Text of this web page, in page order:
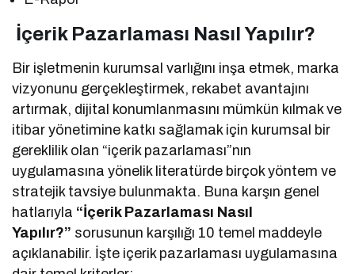
İçerik Pazarlaması Nasıl Yapılır?
Bir işletmenin kurumsal varlığını inşa etmek, marka
vizyonunu gerçekleştirmek, rekabet avantajını
artırmak, dijital konumlanmasını mümkün kılmak ve
itibar yönetimine katkı sağlamak için kurumsal bir
gereklilik olan “içerik pazarlaması”nın
uygulamasına yönelik literatürde birçok yöntem ve
stratejik tavsiye bulunmakta. Buna karşın genel
hatlarıyla “İçerik Pazarlaması Nasıl
Yapılır?” sorusunun karşılığı 10 temel maddeyle
açıklanabilir. İşte içerik pazarlaması uygulamasına